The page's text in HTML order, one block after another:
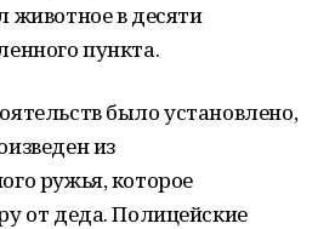
животное в десяти
пункта.
было установлено,
из
ружья, которое
от деда. Полицейские